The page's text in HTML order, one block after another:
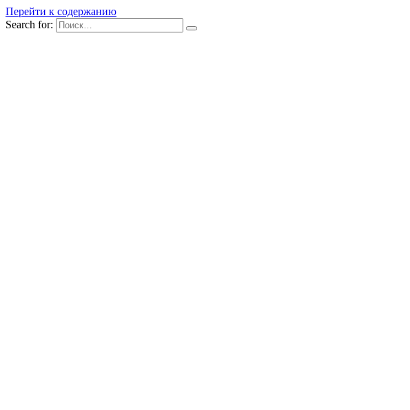
Перейти к содержанию
Search for: